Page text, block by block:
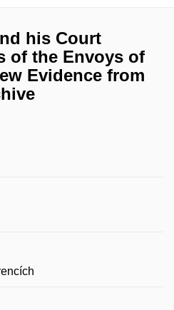
his Court
of the Envoys of
Evidence from